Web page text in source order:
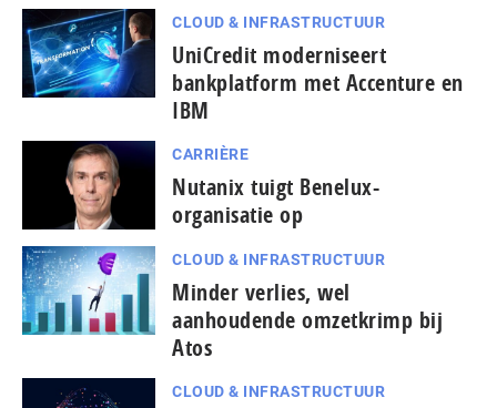
CLOUD & INFRASTRUCTUUR
UniCredit moderniseert
bankplatform met Accenture en
IBM
CARRIÈRE
Nutanix tuigt Benelux-
organisatie op
CLOUD & INFRASTRUCTUUR
Minder verlies, wel
aanhoudende omzetkrimp bij
Atos
CLOUD & INFRASTRUCTUUR